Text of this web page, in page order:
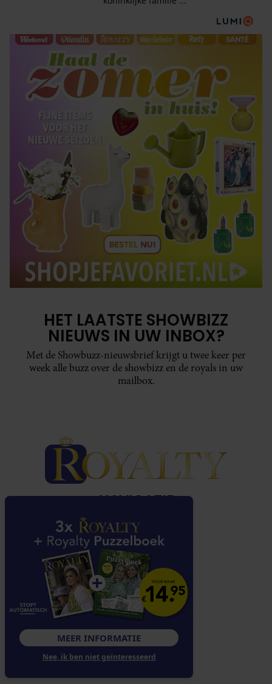
HET LAATSTE SHOWBIZZ
NIEUWS IN UW INBOX?
Met de Showbuzz-nieuwsbrief krijgt u twee keer per
week alle buzz over de showbizz en de royals in uw
mailbox.
NAVIGATIE
Over Royalty
Klantenservice
Abonnementen
Contact
Adverteren
VOLG ONS
MEER INFORMATIE
Nee, ik ben niet geïnteresseerd